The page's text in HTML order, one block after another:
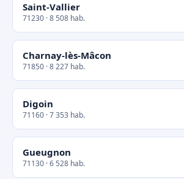
Saint-Vallier
71230 · 8 508 hab.
Charnay-lès-Mâcon
71850 · 8 227 hab.
Digoin
71160 · 7 353 hab.
Gueugnon
71130 · 6 528 hab.